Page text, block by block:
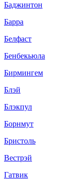
Баджинтон
Барра
Белфаст
Бенбекьюла
Бирмингем
Блэй
Блэкпул
Борнмут
Бристоль
Вестрэй
Гатвик